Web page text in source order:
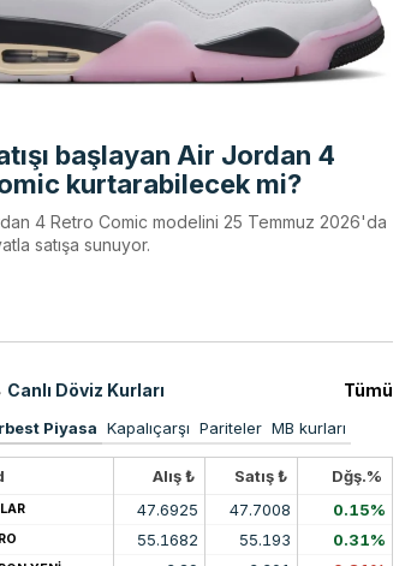
başlayan Air Jordan 4
kurtarabilecek mi?
4 Retro Comic modelini 25 Temmuz 2026'da
satışa sunuyor.
Canlı Döviz Kurları Tümü
Piyasa Kapalıçarşı Pariteler MB kurları
Alış ₺ Satış ₺ Dğş.%
47.6925 47.7008 0.15%
55.1682 55.193 0.31%